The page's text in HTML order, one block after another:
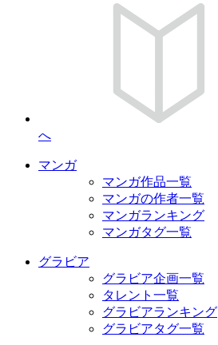
へ
マンガ
マンガ作品一覧
マンガの作者一覧
マンガランキング
マンガタグ一覧
グラビア
グラビア企画一覧
タレント一覧
グラビアランキング
グラビアタグ一覧